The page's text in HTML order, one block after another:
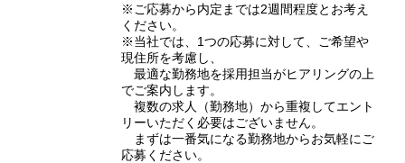
※ご応募から内定までは2週間程度とお考え
ください。
※当社では、1つの応募に対して、ご希望や
現住所を考慮し、
最適な勤務地を採用担当がヒアリングの上
でご案内します。
複数の求人（勤務地）から重複してエント
リーいただく必要はございません。
まずは一番気になる勤務地からお気軽にご
応募ください。